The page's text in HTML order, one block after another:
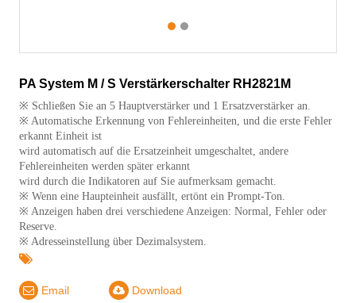
PA System M / S Verstärkerschalter RH2821M
※ Schließen Sie an 5 Hauptverstärker und 1 Ersatzverstärker an.
※ Automatische Erkennung von Fehlereinheiten, und die erste Fehler
erkannt Einheit ist
wird automatisch auf die Ersatzeinheit umgeschaltet, andere
Fehlereinheiten werden später erkannt
wird durch die Indikatoren auf Sie aufmerksam gemacht.
※ Wenn eine Haupteinheit ausfällt, ertönt ein Prompt-Ton.
※ Anzeigen haben drei verschiedene Anzeigen: Normal, Fehler oder
Reserve.
※ Adresseinstellung über Dezimalsystem.
Email Download